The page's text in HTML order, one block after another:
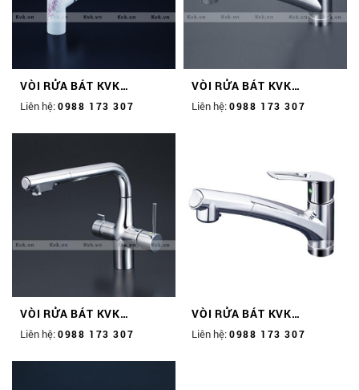
VÒI RỬA BÁT KVK
KM6101ECM4K1
Liên hệ:0988 173 307
VÒI RỬA BÁT KVK
KM5031TEC
Liên hệ:0988 173 307
VÒI RỬA BÁT KVK
KM6121SCECHS
Liên hệ:0988 173 307
VÒI RỬA BÁT KVK
KM5021TEC
Liên hệ:0988 173 307